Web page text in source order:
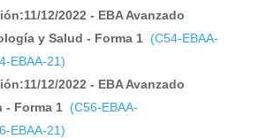
12/2022 - EBA Avanzado
y Salud - Forma 1 (C54-EBAA-
EBAA-21)
12/2022 - EBA Avanzado
- Forma 1 (C56-EBAA-
EBAA-21)